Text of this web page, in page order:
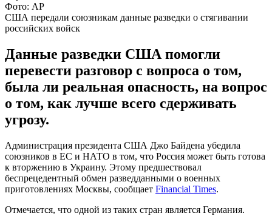
Фото: AP
США передали союзникам данные разведки о стягивании
российских войск
Данные разведки США помогли
перевести разговор с вопроса о том,
была ли реальная опасность, на вопрос
о том, как лучше всего сдерживать
угрозу.
Администрация президента США Джо Байдена убедила
союзников в ЕС и НАТО в том, что Россия может быть готова
к вторжению в Украину. Этому предшествовал
беспрецедентный обмен разведданными о военных
приготовлениях Москвы, сообщает Financial Times.
Отмечается, что одной из таких стран является Германия.